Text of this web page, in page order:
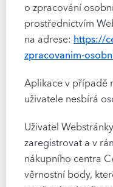
o zpracování
prostřednictvím
na adrese: https://
zpracovanim-
Aplikace v případě
uživatele nesbírá
Uživatel
zaregistrovat a v
nákupního centra
věrnostní body,